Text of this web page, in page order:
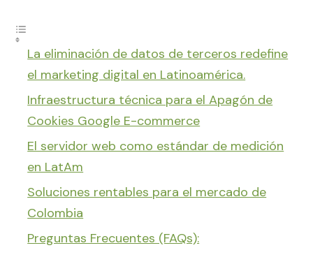
La eliminación de datos de terceros redefine
el marketing digital en Latinoamérica.
Infraestructura técnica para el Apagón de
Cookies Google E-commerce
El servidor web como estándar de medición
en LatAm
Soluciones rentables para el mercado de
Colombia
Preguntas Frecuentes (FAQs):